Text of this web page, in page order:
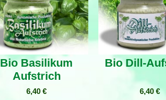
Bio Basilikum
Aufstrich
6,40€
Bio Dill-
6,40 €